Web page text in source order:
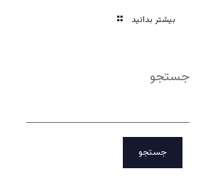
بیشتر بدانید
جستجو
جستجو